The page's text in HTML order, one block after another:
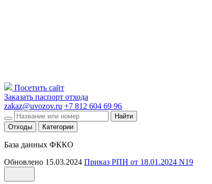
Посетить сайт
Заказать паспорт отхода
zakaz@uvozov.ru +7 812 604 69 96
Найти
Отходы
Категории
База данных ФККО
Обновлено 15.03.2024 Приказ РПН от 18.01.2024 N19